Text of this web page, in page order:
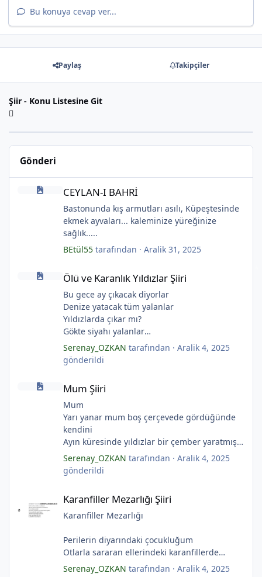
Bu konuya cevap ver...
Paylaş Takipçiler
Şiir - Konu Listesine Git
Gönderi
CEYLAN-I BAHRİ
Bastonunda kış armutları asılı, Küpeştesinde
ekmek ayvaları... kaleminize yüreğinize
sağlık.....
BEtül55tarafından · Aralik 31, 2025
Ölü ve Karanlık Yıldızlar Şiiri
Bu gece ay çıkacak diyorlar
Denize yatacak tüm yalanlar
Yıldızlarda çıkar mı?
Gökte siyahı yalanlar
Ölü ve karanlık yıldızlar
Ayı sarhoş etmişler
Ay kesilmiş kızıl, kızıl
(Serenay Özkan, Viata)
Serenay_OZKAN tarafından · Aralik 4, 2025
gönderildi
Mum Şiiri
Mum
Yarı yanar mum boş çerçevede gördüğünde
kendini
Ayın küresinde yıldızlar bir çember yaratmış
Çocukların rüyalarını.
Gıcırdayan tahta evimizdeki mumlar
Bizi bizlere gösteren fenermiş.
Fenerler bir başka yanarmış.
Hayalin gerçeğinde susmayan sesini
Aşıklar evlerinde ailelerini sayarmış.
Sular ateşi söndürür derler
Aşıklar evinde ateş yükselirmiş
Serenay_OZKAN tarafından · Aralik 4, 2025
gönderildi
Karanfiller Mezarlığı Şiiri
Karanfiller Mezarlığı
Perilerin diyarındaki çocukluğum
Otlarla sararan ellerindeki karanfillerde
Yarım kalan anneler
Serenay_OZKAN tarafından · Aralik 4, 2025
*